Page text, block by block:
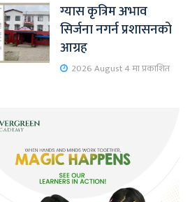
ग्यास कृत्रिम अभाव
सिर्जना नगर्न प्रशासनको
आग्रह
2026 August 4 मा प्रकाशित